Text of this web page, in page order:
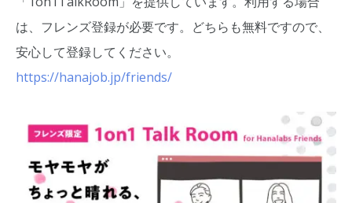
は、フレンズ登録が必要です。どちらも無料ですので、
安心して登録してください。
https://hanajob.jp/friends/